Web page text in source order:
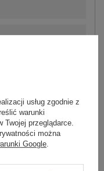
CENĘ
usług zgodnie z
warunki
Twojej przeglądarce.
można
Google